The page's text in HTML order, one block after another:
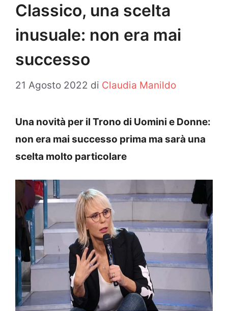
Classico, una scelta
inusuale: non era mai
successo
21 Agosto 2022 di Claudia Manildo
Una novità per il Trono di Uomini e Donne:
non era mai successo prima ma sarà una
scelta molto particolare